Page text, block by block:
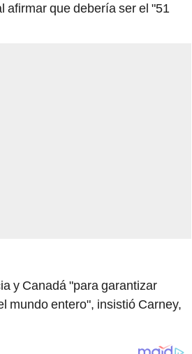
afirmar que debería ser el "51
y Canadá "para garantizar
mundo entero", insistió Carney,